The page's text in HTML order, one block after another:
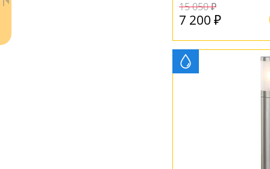
15 050 ₽
7 200 ₽